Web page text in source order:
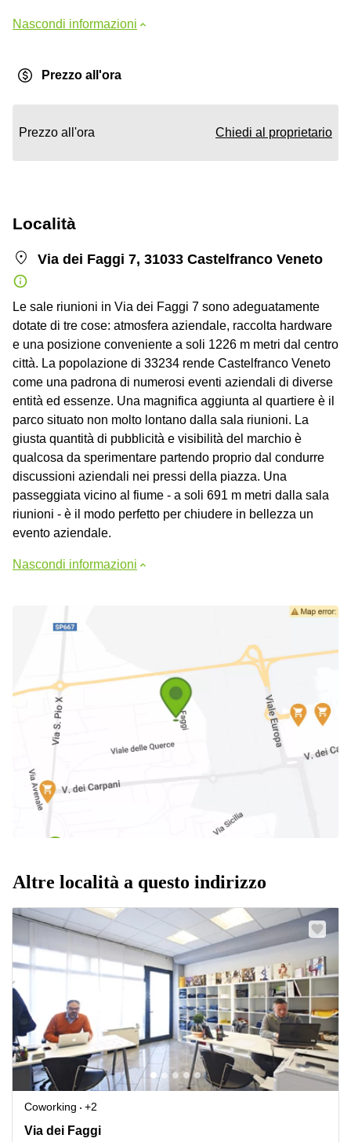
Nascondi informazioni
Prezzo all'ora
Prezzo all'ora Chiedi al proprietario
Località
Via dei Faggi 7, 31033 Castelfranco Veneto
Le sale riunioni in Via dei Faggi 7 sono adeguatamente
dotate di tre cose: atmosfera aziendale, raccolta hardware
e una posizione conveniente a soli 1226 m metri dal centro
città. La popolazione di 33234 rende Castelfranco Veneto
come una padrona di numerosi eventi aziendali di diverse
entità ed essenze. Una magnifica aggiunta al quartiere è il
parco situato non molto lontano dalla sala riunioni. La
giusta quantità di pubblicità e visibilità del marchio è
qualcosa da sperimentare partendo proprio dal condurre
discussioni aziendali nei pressi della piazza. Una
passeggiata vicino al fiume - a soli 691 m metri dalla sala
riunioni - è il modo perfetto per chiudere in bellezza un
evento aziendale.
Nascondi informazioni
Altre località a questo indirizzo
Coworking
+2
Via dei Faggi 7, Castelfranco Veneto
Via dei Faggi